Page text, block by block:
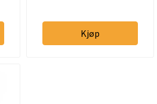
Kjøp